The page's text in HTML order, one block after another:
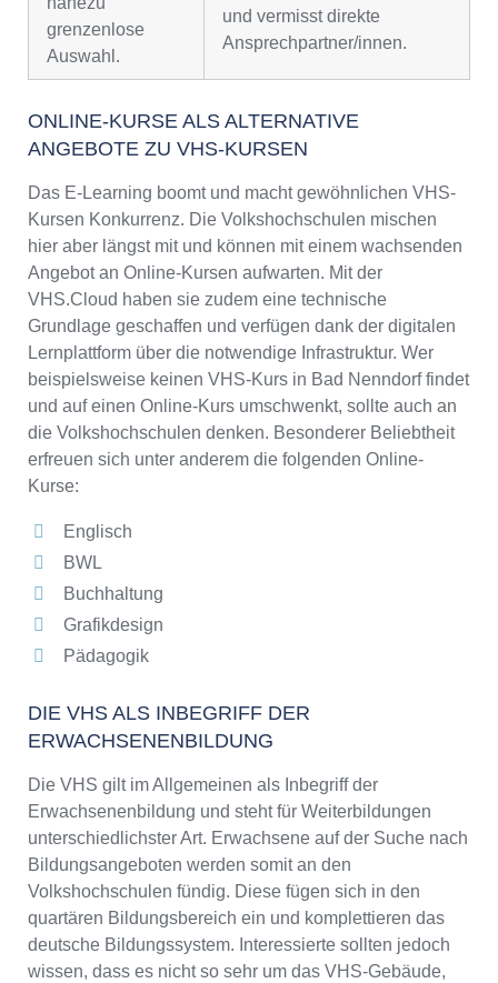
grenzenlose
Auswahl.
und vermisst direkte
Ansprechpartner/innen.
ONLINE-KURSE ALS ALTERNATIVE
ANGEBOTE ZU VHS-KURSEN
Das E-Learning boomt und macht gewöhnlichen VHS-
Kursen Konkurrenz. Die Volkshochschulen mischen
hier aber längst mit und können mit einem wachsenden
Angebot an Online-Kursen aufwarten. Mit der
VHS.Cloud haben sie zudem eine technische
Grundlage geschaffen und verfügen dank der digitalen
Lernplattform über die notwendige Infrastruktur. Wer
beispielsweise keinen VHS-Kurs in Bad Nenndorf findet
und auf einen Online-Kurs umschwenkt, sollte auch an
die Volkshochschulen denken. Besonderer Beliebtheit
erfreuen sich unter anderem die folgenden Online-
Kurse:
Englisch
BWL
Buchhaltung
Grafikdesign
Pädagogik
DIE VHS ALS INBEGRIFF DER
ERWACHSENENBILDUNG
Die VHS gilt im Allgemeinen als Inbegriff der
Erwachsenenbildung und steht für Weiterbildungen
unterschiedlichster Art. Erwachsene auf der Suche nach
Bildungsangeboten werden somit an den
Volkshochschulen fündig. Diese fügen sich in den
quartären Bildungsbereich ein und komplettieren das
deutsche Bildungssystem. Interessierte sollten jedoch
wissen, dass es nicht so sehr um das VHS-Gebäude,